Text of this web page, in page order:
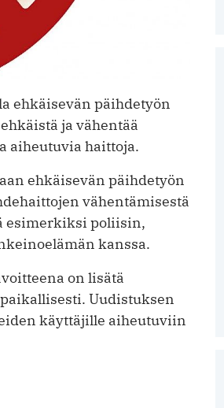
ehkäisevän päihdetyön
ja vähentää
aiheutuvia haittoja.
ehkäisevän päihdetyön
vähentämisestä
esimerkiksi poliisin,
kanssa.
on lisätä
Uudistuksen
käyttäjille aiheutuviin